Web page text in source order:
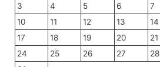
3
4 5 6 7
10
11 12 13 14
17
18 19 20 21
24
25 26 27 28